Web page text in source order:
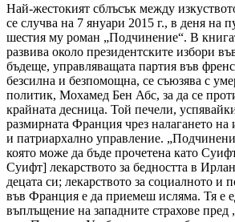
Най-жестокият сблъсък между
се случва на 7 януари 2015 г., в деня на
шестия му роман „Подчинение“. В
развива около президентските избори
бъдеще, управляващата партия във
безсилна и безпомощна, се съюзява с
политик, Мохамед Бен Абс, за да се
крайната десница. Той печели,
размирната Франция чрез налагането на
и патриархално управление.
която може да бъде прочетена като
Суифт] лекарството за бедността в
децата си; лекарството за социалното и
във Франция е да приемеш исляма. Тя е
въплъщение на западните страхове пред